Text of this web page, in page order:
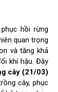
hồi rừng
quan trọng
và tăng khả
khí hậu. Đây
cây (21/03)
cây, phục